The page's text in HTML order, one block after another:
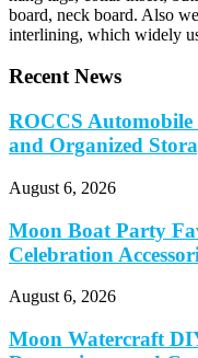
board, neck board. Also
interlining, which widely
Recent News
ROCCS Automobile
and Organized
August 6, 2026
Moon Boat Party
Celebration
August 6, 2026
Moon Watercraft